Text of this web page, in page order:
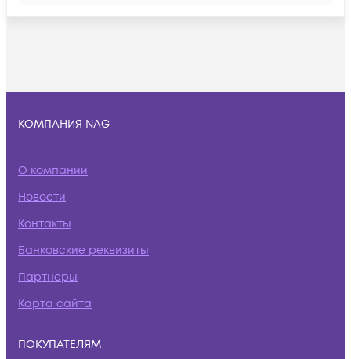
КОМПАНИЯ NAG
О компании
Новости
Контакты
Банковские реквизиты
Партнеры
Карта сайта
ПОКУПАТЕЛЯМ